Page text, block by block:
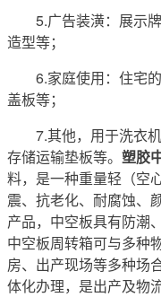
5.广告装潢：展示牌
造型等；
6.家庭使用：住宅的
盖板等；
7.其他，用于洗衣机
存储运输垫板等。 塑胶
料，是一种重量轻（空
震、抗老化、耐腐蚀、
产品，中空板具有防潮
中空板周转箱可与多种
房、出产现场等多种场
体化办理，是出产及物